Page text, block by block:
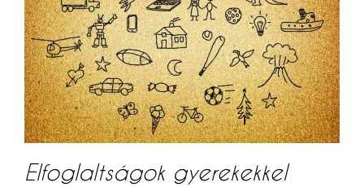
Elfoglaltságok gyerekekkel